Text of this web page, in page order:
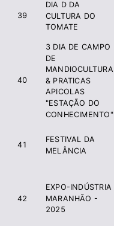
39
DIA D DA
CULTURA DO
TOMATE
40
3 DIA DE CAMPO
DE
MANDIOCULTURA
& PRATICAS
APICOLAS
"ESTAÇÃO DO
CONHECIMENTO"
41
FESTIVAL DA
MELÂNCIA
42
EXPO-INDÚSTRIA
MARANHÃO -
2025